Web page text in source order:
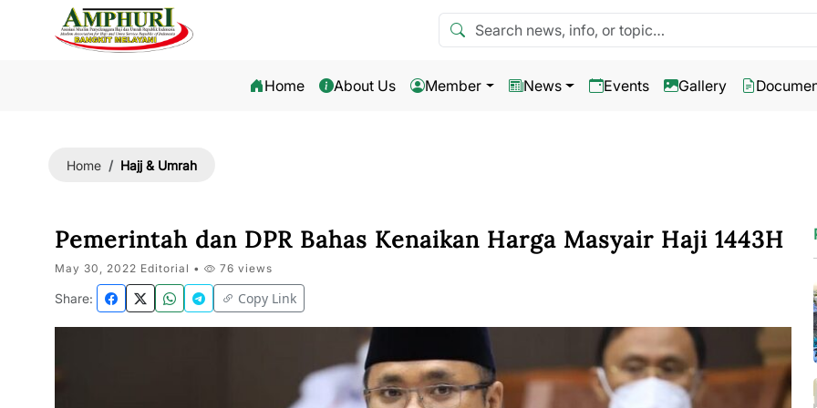
Search news
Home About Us Member News Events Gallery
Home Hajj & Umrah
Pemerintah dan DPR Bahas Kenaikan Harga Masyair Haji 1443H
May 30, 2022 Editorial • 76 views
Share: Copy Link